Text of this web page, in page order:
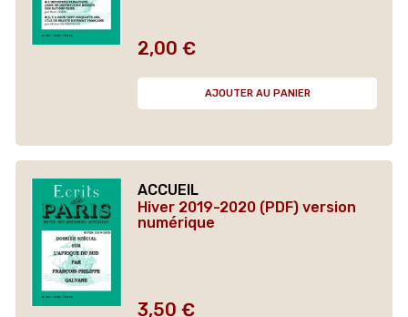
Prix
2,00 €
AJOUTER AU PANIER
ACCUEIL
Hiver 2019-2020 (PDF) version
numérique
Prix
3,50 €